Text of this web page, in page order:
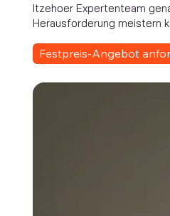
Itzehoer Expertenteam
Herausforderung meistern
Festpreis-Angebot